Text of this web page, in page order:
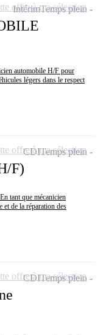
automobile H/F pour
légers dans le respect
IntérimTemps plein
offre à ma sélection
F)
tant que mécanicien
et de la réparation des
CDITemps plein
offre à ma sélection
CDITemps plein
offre à ma sélection